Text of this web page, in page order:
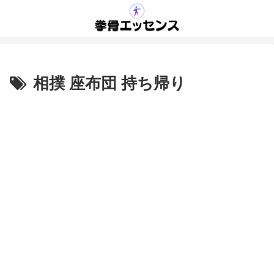
相撲 座布団 持ち帰り